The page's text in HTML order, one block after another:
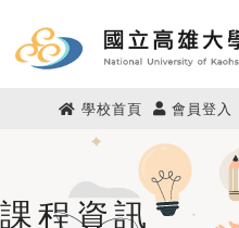
學校首頁 會員登入
課程資訊